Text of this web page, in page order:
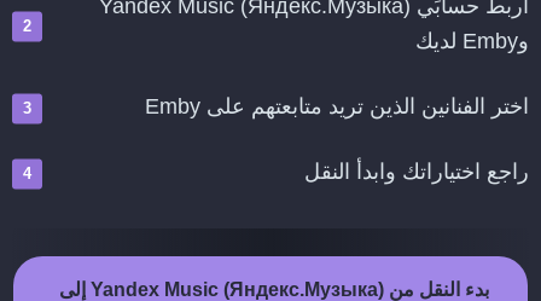
اربط حسابَي Yandex Music (Яндекс.Музыка)
وEmby لديك
اختر الفنانين الذين تريد متابعتهم على Emby
راجع اختياراتك وابدأ النقل
بدء النقل من Yandex Music (Яндекс.Музыка) إلى